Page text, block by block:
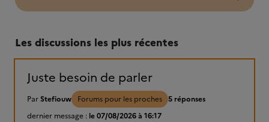
Les discussions les plus récentes
Juste besoin de parler
ParStefiouw Forums pour les proches 5 réponses
dernier message : le 07/08/2026 à 16:17